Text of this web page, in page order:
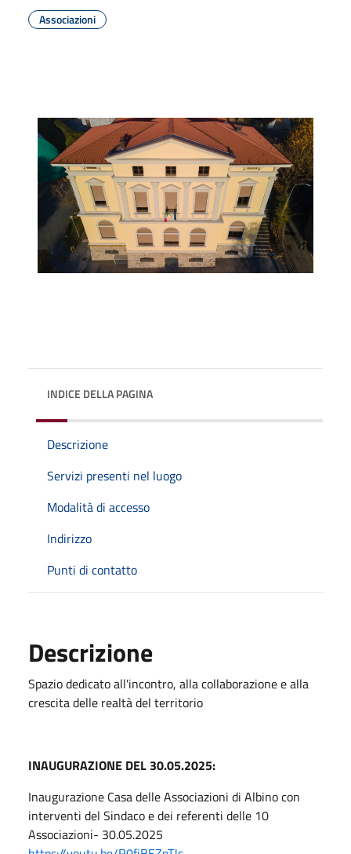
Associazioni
INDICE DELLA PAGINA
Descrizione
Servizi presenti nel luogo
Modalità di accesso
Indirizzo
Punti di contatto
Descrizione
Spazio dedicato all'incontro, alla collaborazione e alla
crescita delle realtà del territorio
INAUGURAZIONE DEL 30.05.2025:
Inaugurazione Casa delle Associazioni di Albino con
interventi del Sindaco e dei referenti delle 10
Associazioni- 30.05.2025